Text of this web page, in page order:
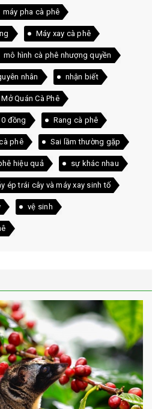
máy pha cà phê
Máy xay cà phê
mô hình cà phê nhượng quyền
nhân nhận biết
Quán Cà Phê
đồng Rang cà phê
phê Sai lầm thường gặp
hiệu quả sự khác nhau
ép trái cây và máy xay sinh tố
vệ sinh